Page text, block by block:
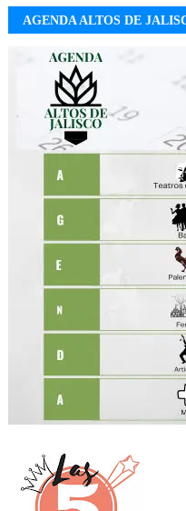
AGENDA ALTOS DE